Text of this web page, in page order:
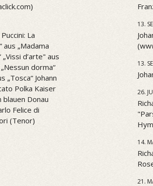
La
„Madama
d’arte" aus
dorma“
„Tosca“ Johann
Polka Kaiser
Donau
Felice di
(Tenor)
13.
13.
26.
14.
21.